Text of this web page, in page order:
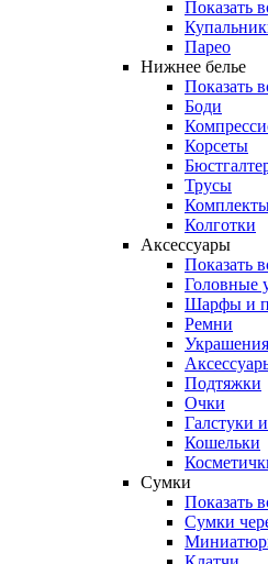
Показать
Парео
Нижнее белье
Показать
Боди
Корсеты
Трусы
Колготки
Аксессуары
Показать
Головные
Шарфы и
Ремни
Украшения
Подтяжки
Очки
Галстуки
Кошельки
Сумки
Показать
Сумки